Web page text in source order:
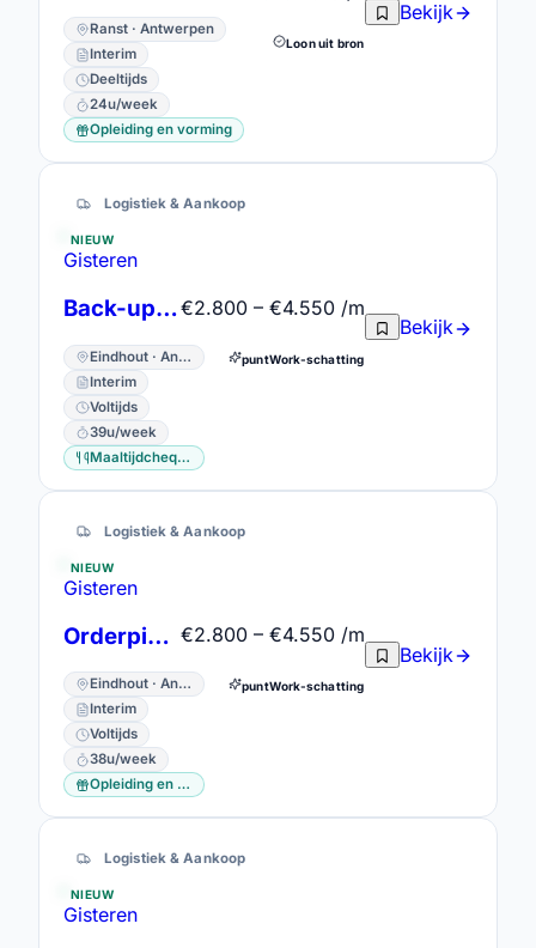
Ranst · Antwerpen
Interim
Deeltijds
24u/week
Opleiding en vorming
Loon uit bron
Bekijk
Logistiek & Aankoop
NIEUW
Gisteren
Back-up Foreman
Eindhout · Antwerpen
Interim
Voltijds
39u/week
Maaltijdcheques
€2.800 – €4.550 /m
puntWork-schatting
Bekijk
Logistiek & Aankoop
NIEUW
Gisteren
Orderpicker - 2 ploegen
Eindhout · Antwerpen
Interim
Voltijds
38u/week
Opleiding en vorming
€2.800 – €4.550 /m
puntWork-schatting
Bekijk
Logistiek & Aankoop
NIEUW
Gisteren